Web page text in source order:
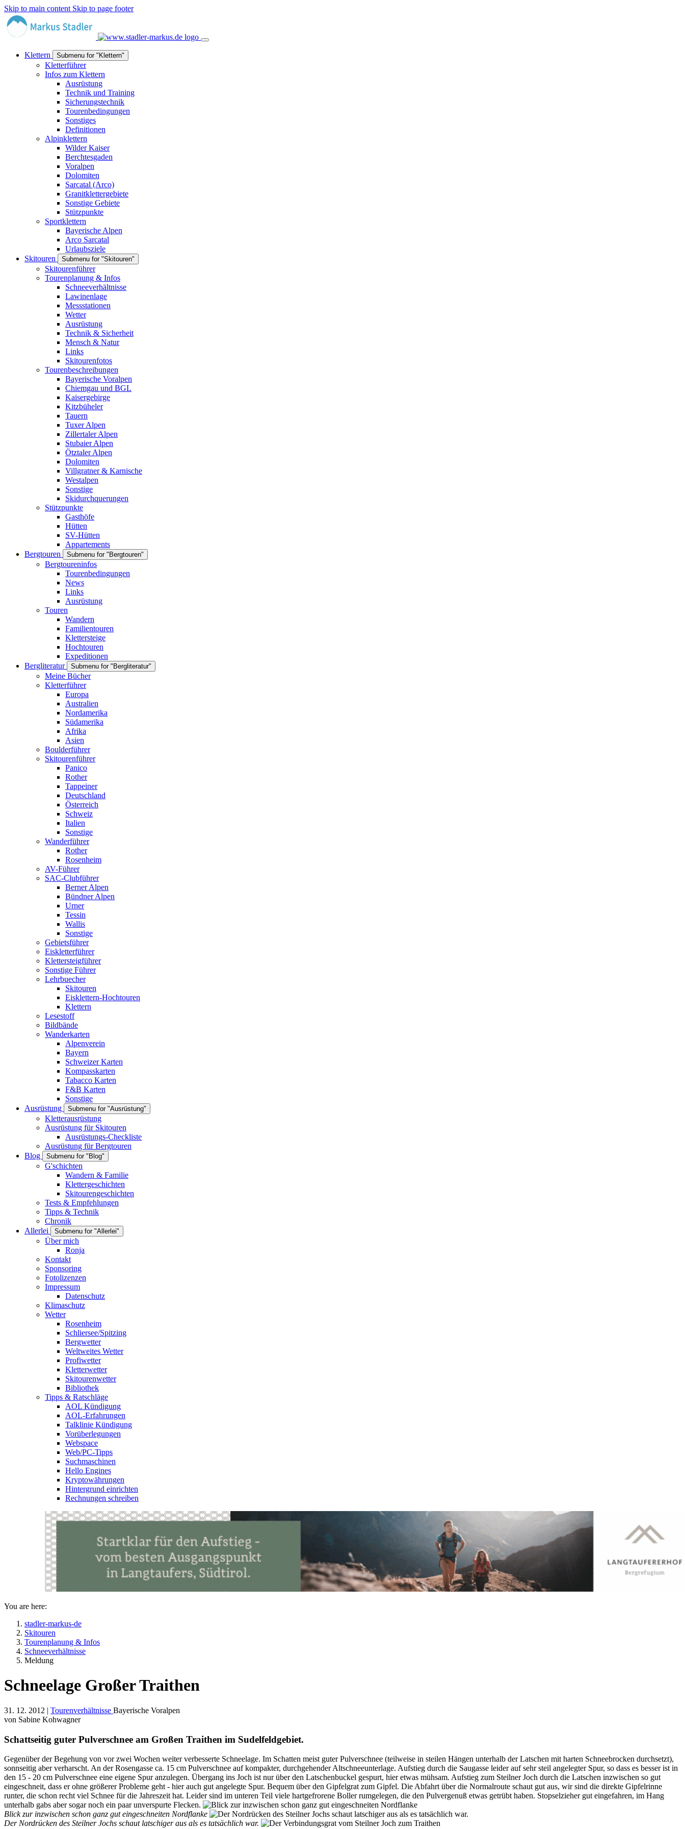
Skip to main content Skip to page footer
Klettern Submenu for "Klettern"
Kletterführer
Infos zum Klettern
Ausrüstung
Technik und Training
Sicherungstechnik
Tourenbedingungen
Sonstiges
Definitionen
Alpinklettern
Wilder Kaiser
Berchtesgaden
Voralpen
Dolomiten
Sarcatal (Arco)
Granitklettergebiete
Sonstige Gebiete
Stützpunkte
Sportklettern
Bayerische Alpen
Arco Sarcatal
Urlaubsziele
Skitouren
Submenu for "Skitouren"
Skitourenführer
Tourenplanung & Infos
Schneeverhältnisse
Lawinenlage
Messstationen
Wetter
Ausrüstung
Technik & Sicherheit
Mensch & Natur
Links
Skitourenfotos
Tourenbeschreibungen
Bayerische Voralpen
Chiemgau und BGL
Kaisergebirge
Kitzbüheler
Tauern
Tuxer Alpen
Zillertaler Alpen
Stubaier Alpen
Ötztaler Alpen
Dolomiten
Villgratner & Karnische
Westalpen
Sonstige
Skidurchquerungen
Stützpunkte
Gasthöfe
Hütten
SV-Hütten
Appartements
Bergtouren
Submenu for "Bergtouren"
Bergtoureninfos
Tourenbedingungen
News
Links
Ausrüstung
Touren
Wandern
Familientouren
Klettersteige
Hochtouren
Expeditionen
Bergliteratur
Submenu for "Bergliteratur"
Meine Bücher
Kletterführer
Europa
Australien
Nordamerika
Südamerika
Afrika
Asien
Boulderführer
Skitourenführer
Panico
Rother
Tappeiner
Deutschland
Österreich
Schweiz
Italien
Sonstige
Wanderführer
Rother
Rosenheim
AV-Führer
SAC-Clubführer
Berner Alpen
Bündner Alpen
Urner
Tessin
Wallis
Sonstige
Gebietsführer
Eiskletterführer
Klettersteigführer
Sonstige Führer
Lehrbuecher
Skitouren
Eisklettern-Hochtouren
Klettern
Lesestoff
Bildbände
Wanderkarten
Alpenverein
Bayern
Schweizer Karten
Kompasskarten
Tabacco Karten
F&B Karten
Sonstige
Ausrüstung
Submenu for "Ausrüstung"
Kletterausrüstung
Ausrüstung für Skitouren
Ausrüstungs-Checkliste
Ausrüstung für Bergtouren
Blog
Submenu for "Blog"
G'schichten
Wandern & Familie
Klettergeschichten
Skitourengeschichten
Tests & Empfehlungen
Tipps & Technik
Chronik
Allerlei
Submenu for "Allerlei"
Über mich
Ronja
Kontakt
Sponsoring
Fotolizenzen
Impressum
Datenschutz
Klimaschutz
Wetter
Rosenheim
Schliersee/Spitzing
Bergwetter
Weltweites Wetter
Profiwetter
Kletterwetter
Skitourenwetter
Bibliothek
Tipps & Ratschläge
AOL Kündigung
AOL-Erfahrungen
Talklinie Kündigung
Vorüberlegungen
Webspace
Web/PC-Tipps
Suchmaschinen
Hello Engines
Kryptowährungen
Hintergrund einrichten
Rechnungen schreiben
You are here:
stadler-markus-de
Skitouren
Tourenplanung & Infos
Schneeverhältnisse
Meldung
Schneelage Großer Traithen
31. 12. 2012 | Tourenverhältnisse Bayerische Voralpen
von Sabine Kohwagner
Schattseitig guter Pulverschnee am Großen Traithen im Sudelfeldgebiet.
Gegenüber der Begehung von vor zwei Wochen weiter verbesserte Schneelage. Im Schatten meist guter Pulverschnee (teilweise in steilen Hängen unterhalb der Latschen mit harten Schneebrocken durchsetzt),
sonnseitig aber verharscht. An der Rosengasse ca. 15 cm Pulverschnee auf kompakter, durchgehender Altschneeunterlage. Aufstieg durch die Saugasse leider auf sehr steil angelegter Spur, so dass es besser ist in
den 15 - 20 cm Pulverschnee eine eigene Spur anzulegen. Übergang ins Joch ist nur über den Latschenbuckel gespurt, hier etwas mühsam. Aufstieg zum Steilner Joch durch die Latschen inzwischen so gut
eingeschneit, dass er ohne größerer Probleme geht - hier auch gut angelegte Spur. Bequem über den Gipfelgrat zum Gipfel. Die Abfahrt über die Normalroute schaut gut aus, wir sind die direkte Gipfelrinne
runter, die schon recht viel Schnee für die Jahreszeit hat. Leider sind im unteren Teil viele hartgefrorene Boller rumgelegen, die den Pulvergenuß etwas getrübt haben. Stopselzieher gut eingefahren, im Hang
unterhalb gabs aber sogar noch ein paar unverspurte Flecken.
Blick zur inzwischen schon ganz gut eingeschneiten Nordflanke
Der Nordrücken des Steilner Jochs schaut latschiger aus als es tatsächlich war.